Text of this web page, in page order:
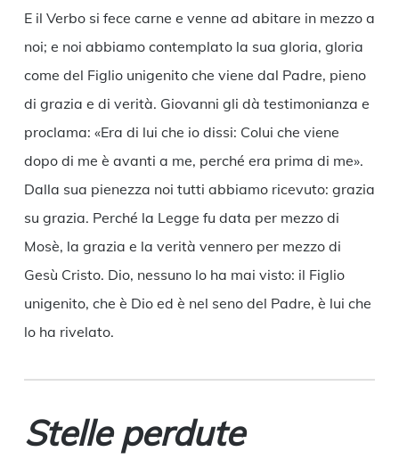
E il Verbo si fece carne e venne ad abitare in mezzo a
noi; e noi abbiamo contemplato la sua gloria, gloria
come del Figlio unigenito che viene dal Padre, pieno
di grazia e di verità. Giovanni gli dà testimonianza e
proclama: «Era di lui che io dissi: Colui che viene
dopo di me è avanti a me, perché era prima di me».
Dalla sua pienezza noi tutti abbiamo ricevuto: grazia
su grazia. Perché la Legge fu data per mezzo di
Mosè, la grazia e la verità vennero per mezzo di
Gesù Cristo. Dio, nessuno lo ha mai visto: il Figlio
unigenito, che è Dio ed è nel seno del Padre, è lui che
lo ha rivelato.
Stelle perdute